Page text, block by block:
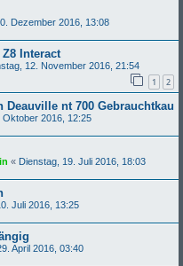
Dezember 2016, 13:08
Z8 Interact
12. November 2016, 21:54
1 2
Deauville nt 700 Gebrauchtkau
Oktober 2016, 12:25
« Dienstag, 19. Juli 2016, 18:03
Juli 2016, 13:25
April 2016, 03:40